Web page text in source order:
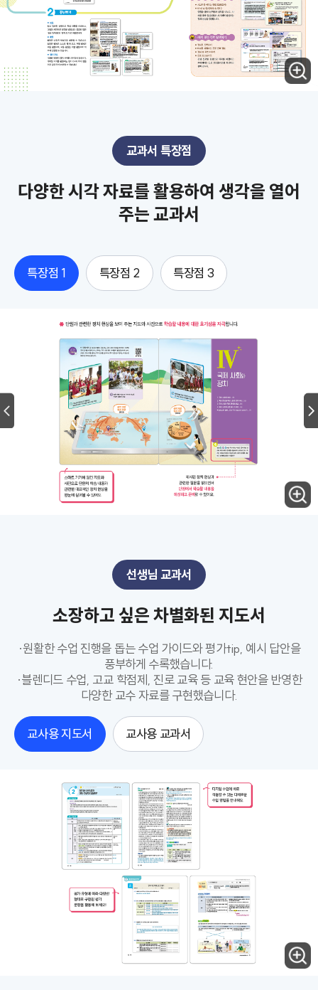
교과서 특장점
다양한 시각 자료를 활용하여 생각을 열어
주는 교과서
특장점 1 특장점 2 특장점 3
선생님 교과서
소장하고 싶은 차별화된 지도서
·원활한 수업 진행을 돕는 수업 가이드와 평가tip, 예시 답안을
풍부하게 수록했습니다.
·블렌디드 수업, 고교 학점제, 진로 교육 등 교육 현안을 반영한
다양한 교수 자료를 구현했습니다.
교사용 지도서 교사용 교과서